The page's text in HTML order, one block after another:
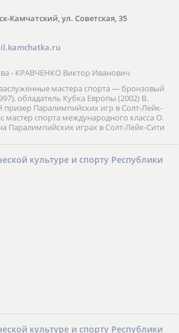
Камчатский, ул. Советская, 35
- КРАВЧЕНКО Виктор Иванович
мастера спорта — бронзовый
обладатель Кубка Европы (2002) В.
призер Паралимпийских игр в Солт-Лейк-
мастер спорта международного класса О.
Паралимпийских играх в Солт-Лейк-Сити
культуре и спорту Республики
культуре и спорту Республики